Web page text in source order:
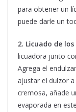
para obtener un
puede darle un
2. Licuado de
licuadora junto
Agrega el
ajustar el dulzor
cremosa, añade
evaporada en